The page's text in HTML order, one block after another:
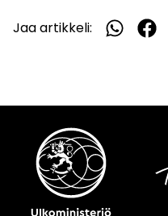
Jaa artikkeli:
Jaa
Jaa